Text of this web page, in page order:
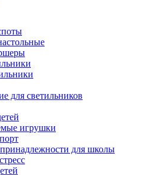
для светильников
игрушки
для школы